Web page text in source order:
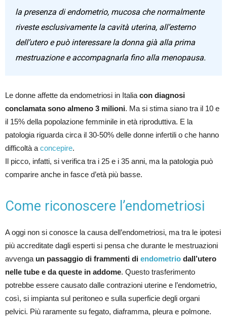
la presenza di endometrio, mucosa che normalmente
riveste esclusivamente la cavità uterina, all’esterno
dell’utero e può interessare la donna già alla prima
mestruazione e accompagnarla fino alla menopausa.
Le donne affette da endometriosi in Italia con diagnosi
conclamata sono almeno 3 milioni. Ma si stima siano tra il 10 e
il 15% della popolazione femminile in età riproduttiva. E la
patologia riguarda circa il 30-50% delle donne infertili o che hanno
difficoltà a concepire.
Il picco, infatti, si verifica tra i 25 e i 35 anni, ma la patologia può
comparire anche in fasce d’età più basse.
Come riconoscere l’endometriosi
A oggi non si conosce la causa dell’endometriosi, ma tra le ipotesi
più accreditate dagli esperti si pensa che durante le mestruazioni
avvenga un passaggio di frammenti di endometrio dall’utero
nelle tube e da queste in addome. Questo trasferimento
potrebbe essere causato dalle contrazioni uterine e l’endometrio,
così, si impianta sul peritoneo e sulla superficie degli organi
pelvici. Più raramente su fegato, diaframma, pleura e polmone.